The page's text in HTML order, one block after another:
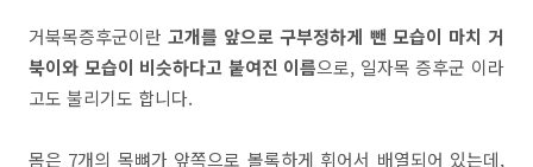
거북목증후군이란고개를 앞으로 구부정하게 뺀 모습이 마치 거
북이와 모습이 비슷하다고 붙여진 이름으로, 일자목 증후군 이라
고도 불리기도 합니다.
몸은 7개의 목뼈가 앞쪽으로 볼록하게 휘어서 배열되어 있는데,